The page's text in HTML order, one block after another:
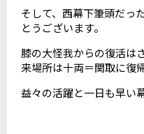
そして、西幕下筆頭だっ
とうございます。
膝の大怪我からの復活は
来場所は十両＝関取に復
益々の活躍と一日も早い